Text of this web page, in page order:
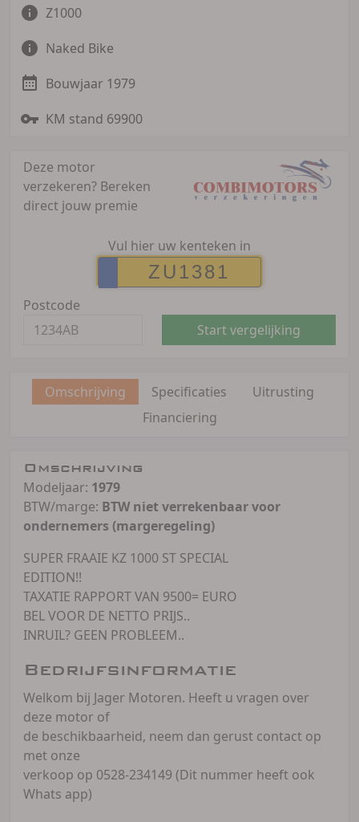
Z1000
Naked Bike
Bouwjaar 1979
KM stand 69900
Deze motor
verzekeren? Bereken
direct jouw premie
Vul hier uw kenteken in
Postcode
Start vergelijking
Omschrijving Specificaties
Uitrusting
Financiering
Omschrijving
Modeljaar: 1979
BTW/marge: BTW niet verrekenbaar voor
ondernemers (margeregeling)
SUPER FRAAIE KZ 1000 ST SPECIAL
EDITION!!
TAXATIE RAPPORT VAN 9500= EURO
BEL VOOR DE NETTO PRIJS..
INRUIL? GEEN PROBLEEM..
Bedrijfsinformatie
Welkom bij Jager Motoren. Heeft u vragen over
deze motor of
de beschikbaarheid, neem dan gerust contact op
met onze
verkoop op 0528-234149 (Dit nummer heeft ook
Whats app)